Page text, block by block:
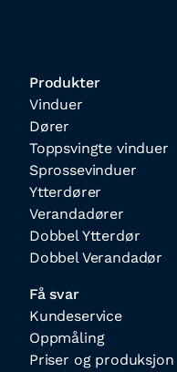
Produkter
Vinduer
Dører
Toppsvingte vinduer
Sprossevinduer
Ytterdører
Verandadører
Dobbel Ytterdør
Dobbel Verandadør
Få svar
Kundeservice
Oppmåling
Priser og produksjon